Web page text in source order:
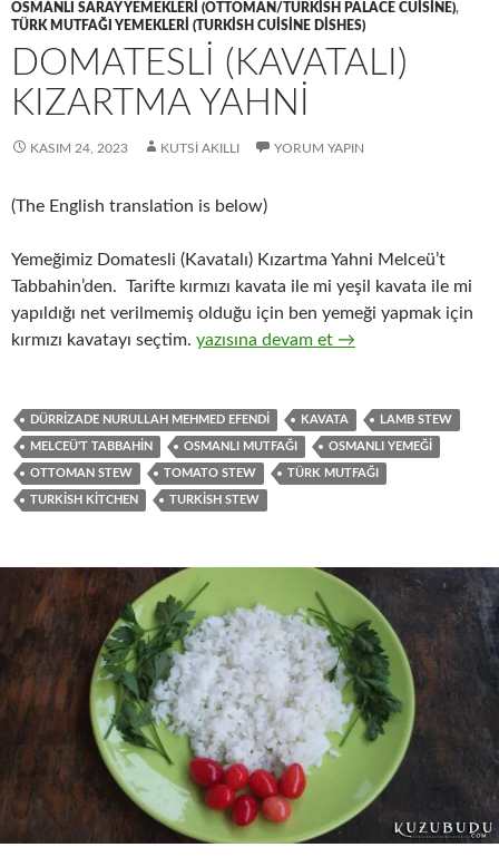
OSMANLI SARAY YEMEKLERI (OTTOMAN/TURKISH PALACE CUISINE),
TÜRK MUTFAĞI YEMEKLERI (TURKISH CUISINE DISHES)
DOMATESLİ (KAVATALI)
KIZARTMA YAHNİ
KASIM 24, 2023 KUTSI AKILLI YORUM YAPIN
(The English translation is below)
Yemeğimiz Domatesli (Kavatalı) Kızartma Yahni Melceü’t
Tabbahin’den. Tarifte kırmızı kavata ile mi yeşil kavata ile mi
yapıldığı net verilmemiş olduğu için ben yemeği yapmak için
kırmızı kavatayı seçtim. DOMATESLİ (KAVATALI) KIZARTMA
yazısına devam et →
DÜRRIZADE NURULLAH MEHMED EFENDI KAVATA LAMB STEW
MELCEÜ'T TABBAHIN OSMANLI MUTFAĞI OSMANLI YEMEĞI
OTTOMAN STEW TOMATO STEW TÜRK MUTFAĞI
TURKISH KITCHEN TURKISH STEW